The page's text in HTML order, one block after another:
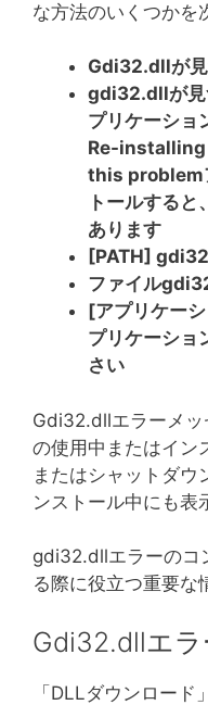
な方法のいくつかを
Gdi32.dllが
gdi32.dllが見
プリケーショ
Re-
this problem
トールする
あります
[PATH]
ファイル
[アプリケー
プリケーショ
さい
Gdi32.dllエラーメッ
の使用中またはイン
またはシャットダ
ンストール中にも表
gdi32.dllエラーのコ
る際に役立つ重要な
Gdi32.dllエ
「DLLダウンロー